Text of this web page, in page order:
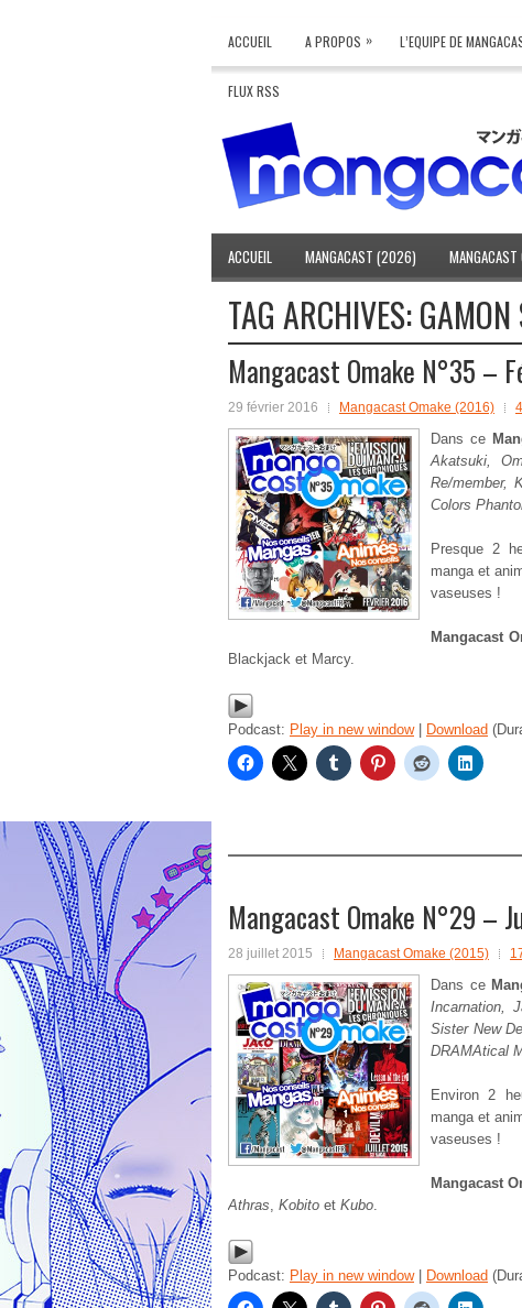
ACCUEIL A PROPOS » L’EQUIPE DE
FLUX RSS
ACCUEIL MANGACAST (2026)
TAG ARCHIVES:
Mangacast Omake N°35 –
29 février 2016 Mangacast Omake (2016)
Dans ce
Akatsuki,
Re/member,
Colors
Presque 2
manga et
vaseuses !
Mangacast
Blackjack et Marcy.
Podcast: Play in new window| Download
Mangacast Omake N°29 –
28 juillet 2015 Mangacast Omake (2015)
Dans ce
Incarnation,
Sister New
DRAMAtical
Environ 2
manga et
vaseuses !
Mangacast
Athras, Kobito et Kubo.
Podcast: Play in new window| Download